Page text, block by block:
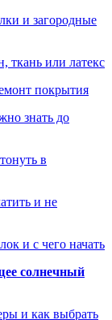
и загородные
ткань или латекс
покрытия
знать до
в
и не
и с чего начать
солнечный
и как выбрать